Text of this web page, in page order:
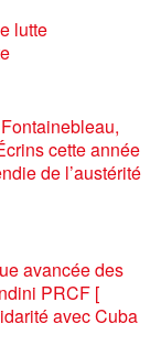
lutte
cette année
de l’austérité
avancée des
PRCF [
avec Cuba